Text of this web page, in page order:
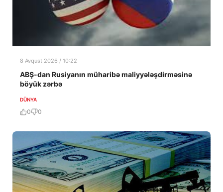
8 Avqust 2026 / 10:22
ABŞ-dan Rusiyanın müharibə maliyyələşdirməsinə
böyük zərbə
DÜNYA
0 0